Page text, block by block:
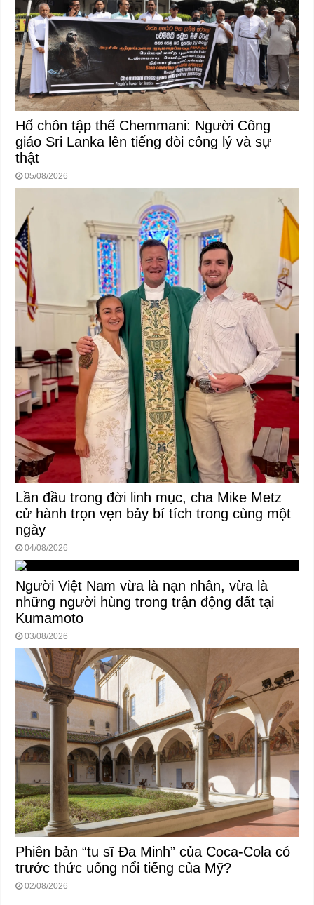
Hố chôn tập thể Chemmani: Người Công
giáo Sri Lanka lên tiếng đòi công lý và sự
thật
05/08/2026
Lần đầu trong đời linh mục, cha Mike Metz
cử hành trọn vẹn bảy bí tích trong cùng một
ngày
04/08/2026
Người Việt Nam vừa là nạn nhân, vừa là
những người hùng trong trận động đất tại
Kumamoto
03/08/2026
Phiên bản “tu sĩ Đa Minh” của Coca-Cola có
trước thức uống nổi tiếng của Mỹ?
02/08/2026